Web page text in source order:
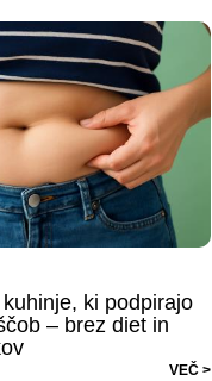
ki podpirajo
– brez diet in
VEČ >